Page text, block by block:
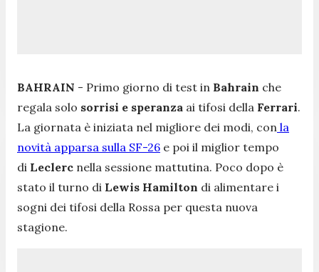
BAHRAIN - Primo giorno di test in Bahrain che
regala solo sorrisi e speranza ai tifosi della Ferrari.
La giornata è iniziata nel migliore dei modi, con la
novità apparsa sulla SF-26 e poi il miglior tempo
di Leclerc nella sessione mattutina. Poco dopo è
stato il turno di Lewis Hamilton di alimentare i
sogni dei tifosi della Rossa per questa nuova
stagione.